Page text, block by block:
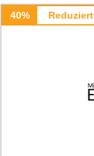
40% Reduziert